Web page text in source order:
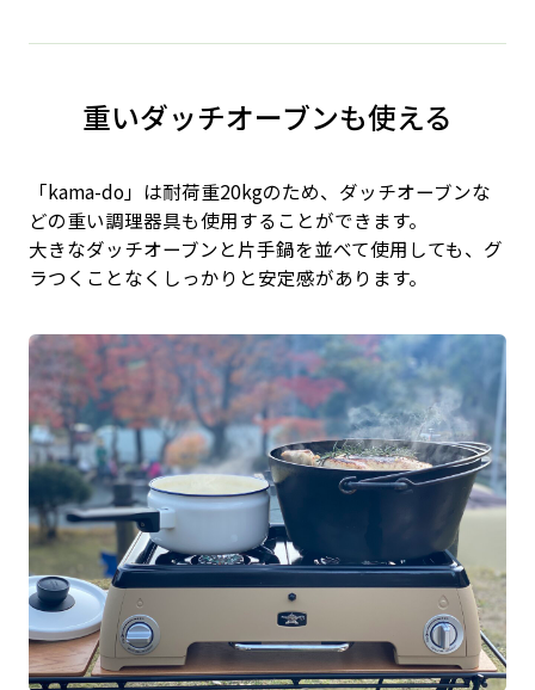
重いダッチオーブンも使える
「kama-do」は耐荷重20kgのため、ダッチオーブンな
どの重い調理器具も使用することができます。
大きなダッチオーブンと片手鍋を並べて使用しても、グ
ラつくことなくしっかりと安定感があります。